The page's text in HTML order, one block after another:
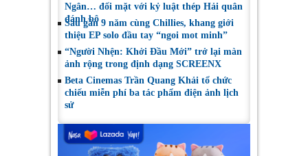
Ngân… đối mặt với kỷ luật thép Hải quân
đánh bộ
Sau gần 9 năm cùng Chillies, khang giới
thiệu EP solo đầu tay “ngoi mot minh”
“Người Nhện: Khởi Đầu Mới” trở lại màn
ảnh rộng trong định dạng SCREENX
Beta Cinemas Trần Quang Khải tổ chức
chiếu miễn phí ba tác phẩm điện ảnh lịch
sử